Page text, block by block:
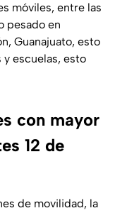
móviles, entre las
pesado en
Guanajuato, esto
y escuelas, esto
con mayor
12 de
de movilidad, la